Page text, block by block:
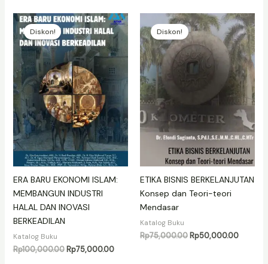
Rp700,000.00.adalah:
Rp50,000.00.
Diskon!
ERA BARU EKONOMI ISLAM:
MEMBANGUN INDUSTRI
HALAL DAN INOVASI
BERKEADILAN
Katalog Buku
Rp100,000.00 Harga
Rp75,000.00Harga
Diskon!
ETIKA BISNIS BERKELANJUTAN
Konsep dan Teori-teori
Mendasar
Katalog Buku
Rp75,000.00 Harga
Rp50,000.00Harga